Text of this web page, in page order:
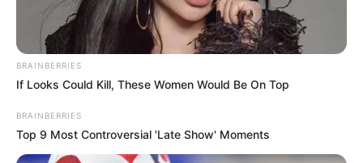
BRAINBERRIES
If Looks Could Kill, These Women Would Be On Top
BRAINBERRIES
Top 9 Most Controversial 'Late Show' Moments